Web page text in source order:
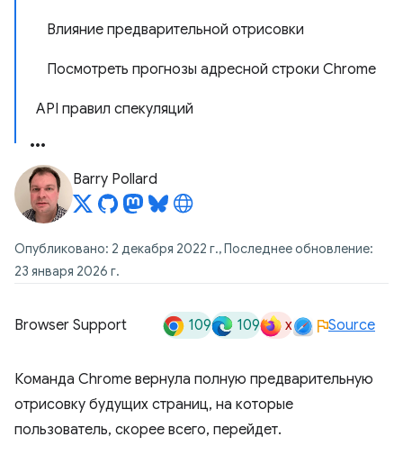
Влияние предварительной отрисовки
Посмотреть прогнозы адресной строки Chrome
API правил спекуляций
Barry Pollard
Опубликовано: 2 декабря 2022 г., Последнее обновление:
23 января 2026 г.
Browser Support 109 109 x Source
Команда Chrome вернула полную предварительную
отрисовку будущих страниц, на которые
пользователь, скорее всего, перейдет.